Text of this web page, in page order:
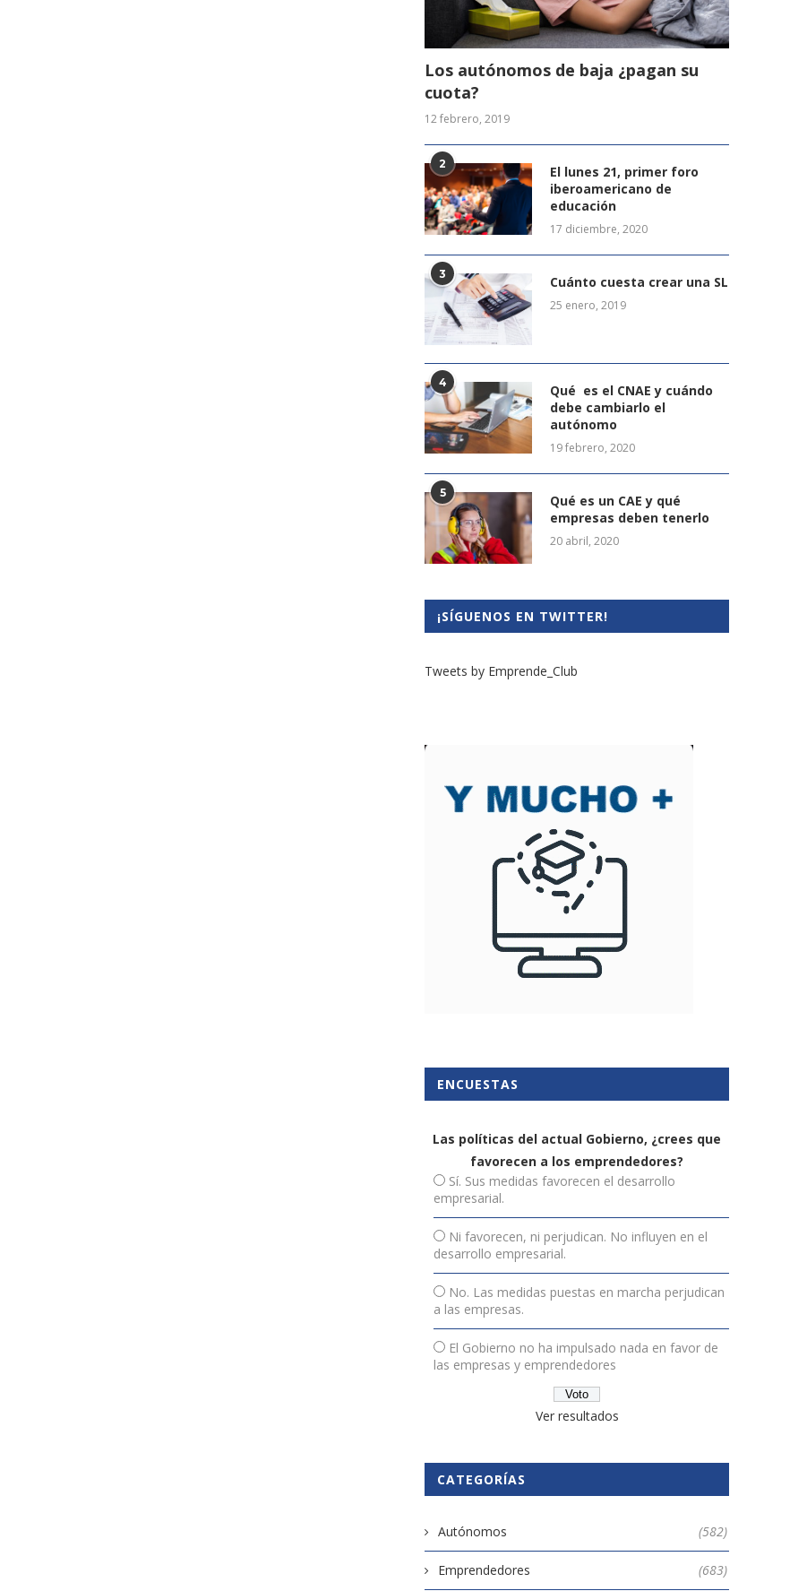
Los autónomos de baja ¿pagan su
cuota?
12 febrero, 2019
2
El lunes 21, primer foro
iberoamericano de
educación
17 diciembre, 2020
3 Cuánto cuesta crear una SL
25 enero, 2019
4
Qué es el CNAE y cuándo
debe cambiarlo el
autónomo
19 febrero, 2020
5
Qué es un CAE y qué
empresas deben tenerlo
20 abril, 2020
¡SÍGUENOS EN TWITTER!
Tweets by Emprende_Club
ENCUESTAS
Las políticas del actual Gobierno, ¿crees que
favorecen a los emprendedores?
Sí. Sus medidas favorecen el desarrollo
empresarial.
Ni favorecen, ni perjudican. No influyen en el
desarrollo empresarial.
No. Las medidas puestas en marcha perjudican
a las empresas.
El Gobierno no ha impulsado nada en favor de
las empresas y emprendedores
Ver resultados
CATEGORÍAS
Autónomos (582)
Emprendedores (683)